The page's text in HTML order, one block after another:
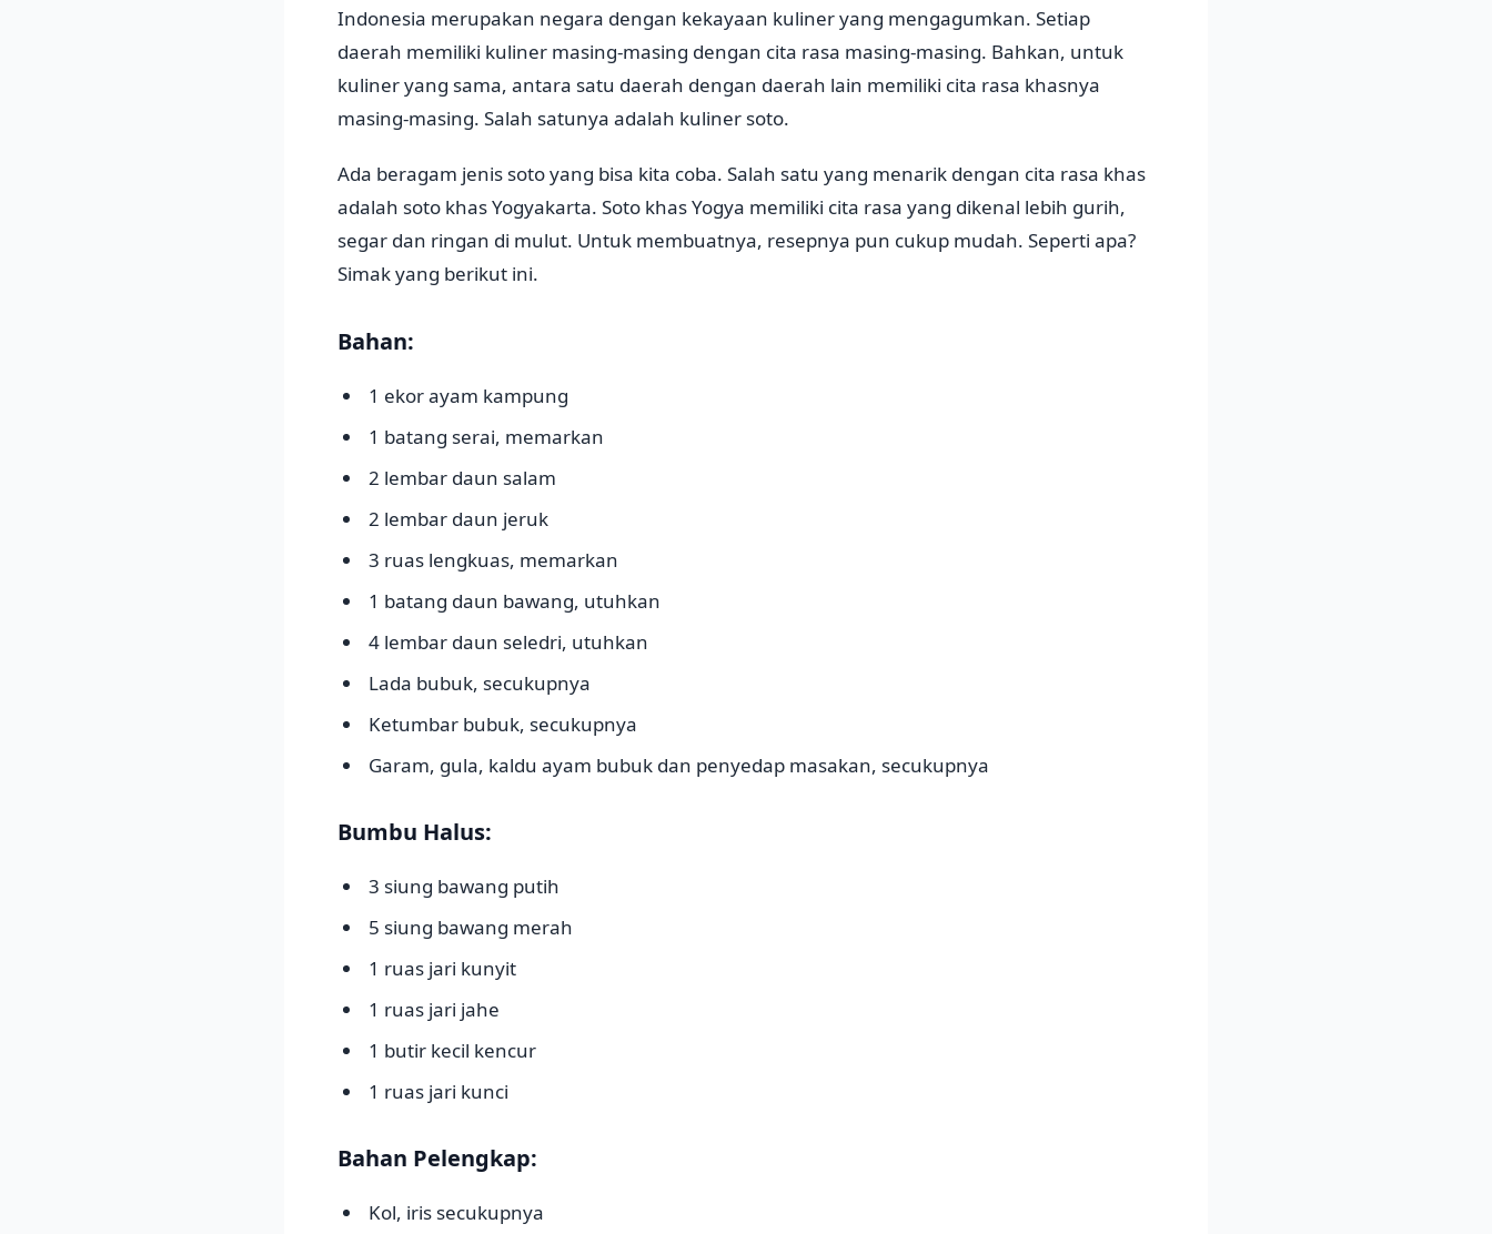
Indonesia merupakan negara dengan kekayaan kuliner yang mengagumkan. Setiap
daerah memiliki kuliner masing-masing dengan cita rasa masing-masing. Bahkan, untuk
kuliner yang sama, antara satu daerah dengan daerah lain memiliki cita rasa khasnya
masing-masing. Salah satunya adalah kuliner soto.
Ada beragam jenis soto yang bisa kita coba. Salah satu yang menarik dengan cita rasa khas
adalah soto khas Yogyakarta. Soto khas Yogya memiliki cita rasa yang dikenal lebih gurih,
segar dan ringan di mulut. Untuk membuatnya, resepnya pun cukup mudah. Seperti apa?
Simak yang berikut ini.
Bahan:
1 ekor ayam kampung
1 batang serai, memarkan
2 lembar daun salam
2 lembar daun jeruk
3 ruas lengkuas, memarkan
1 batang daun bawang, utuhkan
4 lembar daun seledri, utuhkan
Lada bubuk, secukupnya
Ketumbar bubuk, secukupnya
Garam, gula, kaldu ayam bubuk dan penyedap masakan, secukupnya
Bumbu Halus:
3 siung bawang putih
5 siung bawang merah
1 ruas jari kunyit
1 ruas jari jahe
1 butir kecil kencur
1 ruas jari kunci
Bahan Pelengkap:
Kol, iris secukupnya